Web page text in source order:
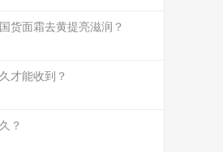
货面霜去黄提亮滋润？
才能收到？
？